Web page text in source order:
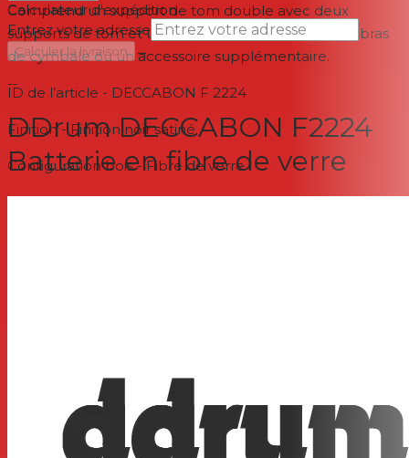
Comprend un support de tom double avec deux
supports de tom et un support Tri pour ajouter un bras
de cymbale ou un accessoire supplémentaire.
ID de l’article - DECCABON F 2224
Finition - Finition noir satiné
Configuration bois - Fibre de verre
Type de cosse – Cosse ovale série D chromée
Calculateur d'expédition
Entrez votre adresse
Calculer la livraison
→
--
DDrum DECCABON F2224
Batterie en fibre de verre